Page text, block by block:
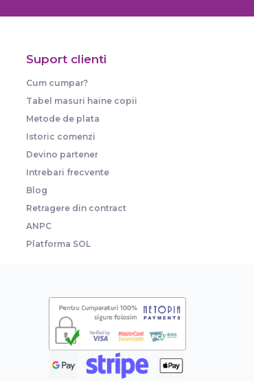
Suport clienti
Cum cumpar?
Tabel masuri haine copii
Metode de plata
Istoric comenzi
Devino partener
Intrebari frecvente
Blog
Retragere din contract
ANPC
Platforma SOL